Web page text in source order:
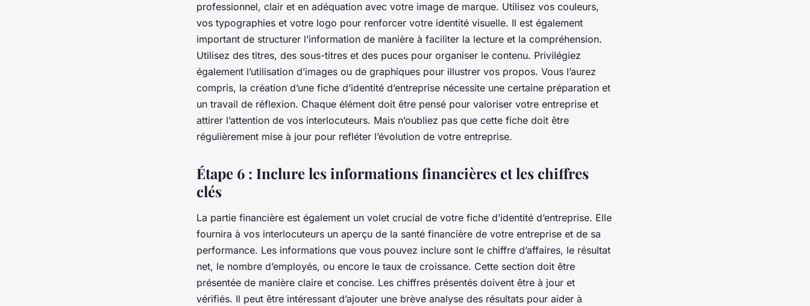
professionnel, clair et en adéquation avec votre image de marque. Utilisez vos couleurs,
vos typographies et votre logo pour renforcer votre identité visuelle. Il est également
important de structurer l’information de manière à faciliter la lecture et la compréhension.
Utilisez des titres, des sous-titres et des puces pour organiser le contenu. Privilégiez
également l’utilisation d’images ou de graphiques pour illustrer vos propos. Vous l’aurez
compris, la création d’une fiche d’identité d’entreprise nécessite une certaine préparation et
un travail de réflexion. Chaque élément doit être pensé pour valoriser votre entreprise et
attirer l’attention de vos interlocuteurs. Mais n’oubliez pas que cette fiche doit être
régulièrement mise à jour pour refléter l’évolution de votre entreprise.
Étape 6 : Inclure les informations financières et les chiffres
clés
La partie financière est également un volet crucial de votre fiche d’identité d’entreprise. Elle
fournira à vos interlocuteurs un aperçu de la santé financière de votre entreprise et de sa
performance. Les informations que vous pouvez inclure sont le chiffre d’affaires, le résultat
net, le nombre d’employés, ou encore le taux de croissance. Cette section doit être
présentée de manière claire et concise. Les chiffres présentés doivent être à jour et
vérifiés. Il peut être intéressant d’ajouter une brève analyse des résultats pour aider à